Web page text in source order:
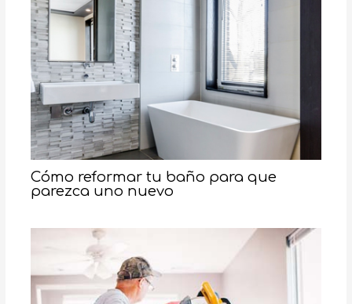
Cómo reformar tu baño para que
parezca uno nuevo